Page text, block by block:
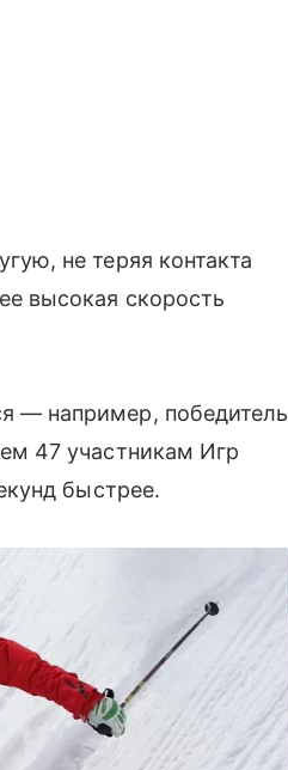
не теряя контакта
высокая скорость
— например, победитель
47 участникам Игр
быстрее.